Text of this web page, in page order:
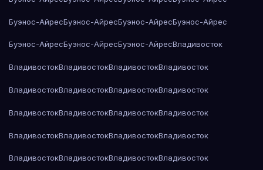
Буэнос-АйресБуэнос-АйресБуэнос-АйресБуэнос-Айрес
Буэнос-АйресБуэнос-АйресБуэнос-АйресВладивосток
ВладивостокВладивостокВладивостокВладивосток
ВладивостокВладивостокВладивостокВладивосток
ВладивостокВладивостокВладивостокВладивосток
ВладивостокВладивостокВладивостокВладивосток
ВладивостокВладивостокВладивостокВладивосток